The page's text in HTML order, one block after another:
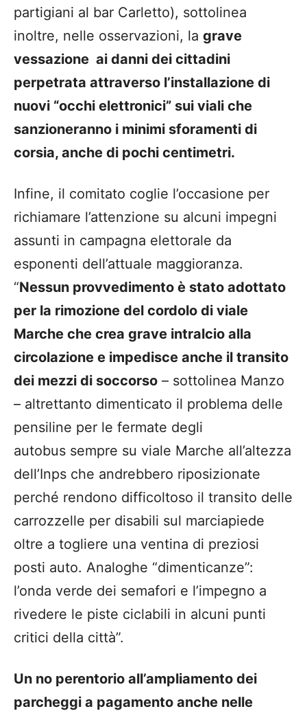
partigiani al bar Carletto), sottolinea
inoltre, nelle osservazioni, la grave
vessazione ai danni dei cittadini
perpetrata attraverso l’installazione di
nuovi “occhi elettronici” sui viali che
sanzioneranno i minimi sforamenti di
corsia, anche di pochi centimetri.
Infine, il comitato coglie l’occasione per
richiamare l’attenzione su alcuni impegni
assunti in campagna elettorale da
esponenti dell’attuale maggioranza.
“Nessun provvedimento è stato adottato
per la rimozione del cordolo di viale
Marche che crea grave intralcio alla
circolazione e impedisce anche il transito
dei mezzi di soccorso – sottolinea Manzo
– altrettanto dimenticato il problema delle
pensiline per le fermate degli
autobus sempre su viale Marche all’altezza
dell’Inps che andrebbero riposizionate
perché rendono difficoltoso il transito delle
carrozzelle per disabili sul marciapiede
oltre a togliere una ventina di preziosi
posti auto. Analoghe “dimenticanze”:
l’onda verde dei semafori e l’impegno a
rivedere le piste ciclabili in alcuni punti
critici della città”.
Un no perentorio all’ampliamento dei
parcheggi a pagamento anche nelle